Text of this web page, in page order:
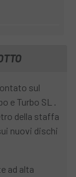
sul
e Turbo SL .
della staffa
nuovi dischi
ad alta